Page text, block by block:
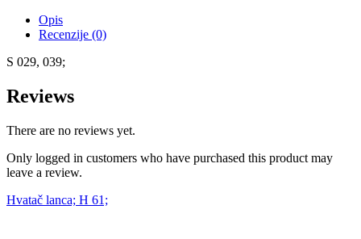
Opis
Recenzije (0)
S 029, 039;
Reviews
There are no reviews yet.
Only logged in customers who have purchased this product may
leave a review.
Hvatač lanca; H 61;